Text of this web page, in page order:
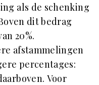
als de schenking
dit bedrag
20%.
afstammelingen
percentages:
Voor